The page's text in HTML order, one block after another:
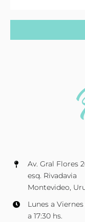
Av. Gral Flores
esq. Rivadavia
Montevideo,
Lunes a Viernes
a 17:30 hs.